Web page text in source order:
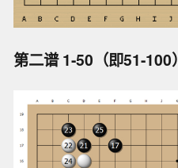
第二谱 1-50（即51-100）